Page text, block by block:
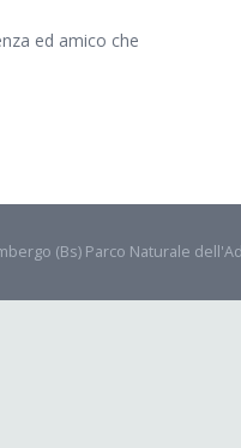
ed amico che
(Bs) Parco Naturale